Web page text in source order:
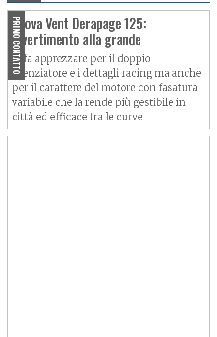
PRIMO CONTATTO
Prova Vent Derapage 125:
divertimento alla grande
Si fa apprezzare per il doppio
silenziatore e i dettagli racing ma anche
per il carattere del motore con fasatura
variabile che la rende più gestibile in
città ed efficace tra le curve